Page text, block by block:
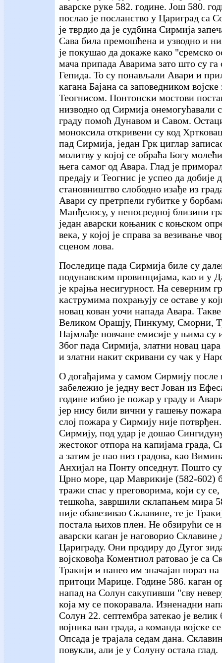
аварске руке 582. године. Још 580.
послао је посланство у Цариград са
је тврдио да је судбина Сирмија
Сава била премошћена и узводно и
је покушао да докаже како "сремско
мача припада Аварима зато што су га
Гепида. То су понављали Авари и
кагана Бајана са заповедником
Теогнисом. Понтонски мостови
низводно од Сирмија онемогућавали
граду помоћ Дунавом и Савом.
моноксила откривени су код
пад Сирмија, један Грк циглар
молитву у којој се обраћа Богу
њега самог од Авара. Глад је
предају и Теогнис је успео да добије
становништво слободно изађе из
Авари су претрпели губитке у
Манђелосу, у непосредној близини
један аварски коњаник с коњском
века, у којој је справа за везивање
сценом лова.
Последице пада Сирмија биле су
подунавским провинцијама, као и у
је крајња несигурност. На северним
каструмима похрањују се оставе у
новац кован уочи напада Авара.
Великом Орашју, Пинкуму, Сморни,
Најмлађе новчане емисије у њима су
Због пада Сирмија, златни новац
и златни накит скривани су чак у
О догађајима у самом Сирмију после
забележио је једну вест Јован из
године избио је пожар у граду и
јер нису били вични у гашењу
слој пожара у Сирмију није
Сирмију, под удар је дошао
жестоког отпора на капијама града,
а затим је пао низ градова, као
Анхијал на Понту опседнут. Пошто
Црно море, цар Маврикије (582-602)
тражи спас у преговорима, који су
тешкоћа, завршили склапањем мира
није обавезивао Склавине, те је
постала њихов плен. Не обзирући се
аварски каган је наговорио
Цариграду. Они продиру до Дугог
војсковођа Коментиол ратовао је са
Тракији и нанео им значајан пораз
притоци Марице. Године 586. каган
напад на Солун сакупивши "сву
која му се покоравала. Изненадни
Солун 22. септембра затекао је велик
војника ван града, а команда војске
Опсада је трајала седам дана.
повукли, али је у Солуну остала глад.